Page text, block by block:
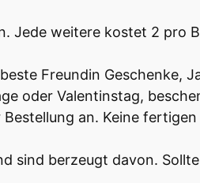
Jede weitere kostet 2 pro
Freundin Geschenke,
oder Valentinstag,
an. Keine
sind berzeugt davon.